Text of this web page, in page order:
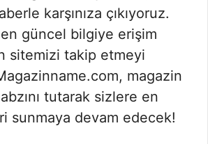
karşınıza çıkıyoruz.
güncel bilgiye erişim
sitemizi takip etmeyi
magazin
tutarak sizlere en
sunmaya devam edecek!